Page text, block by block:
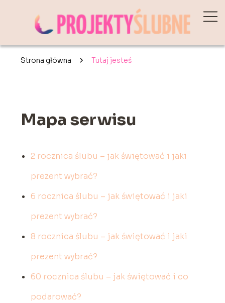
Strona główna Tutaj jesteś
Mapa serwisu
2 rocznica ślubu – jak świętować i jaki
prezent wybrać?
6 rocznica ślubu – jak świętować i jaki
prezent wybrać?
8 rocznica ślubu – jak świętować i jaki
prezent wybrać?
60 rocznica ślubu – jak świętować i co
podarować?